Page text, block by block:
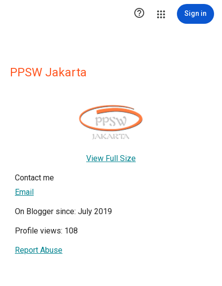
 Sign in
PPSW Jakarta
View Full Size
Contact me
Email
On Blogger since: July 2019
Profile views: 108
Report Abuse